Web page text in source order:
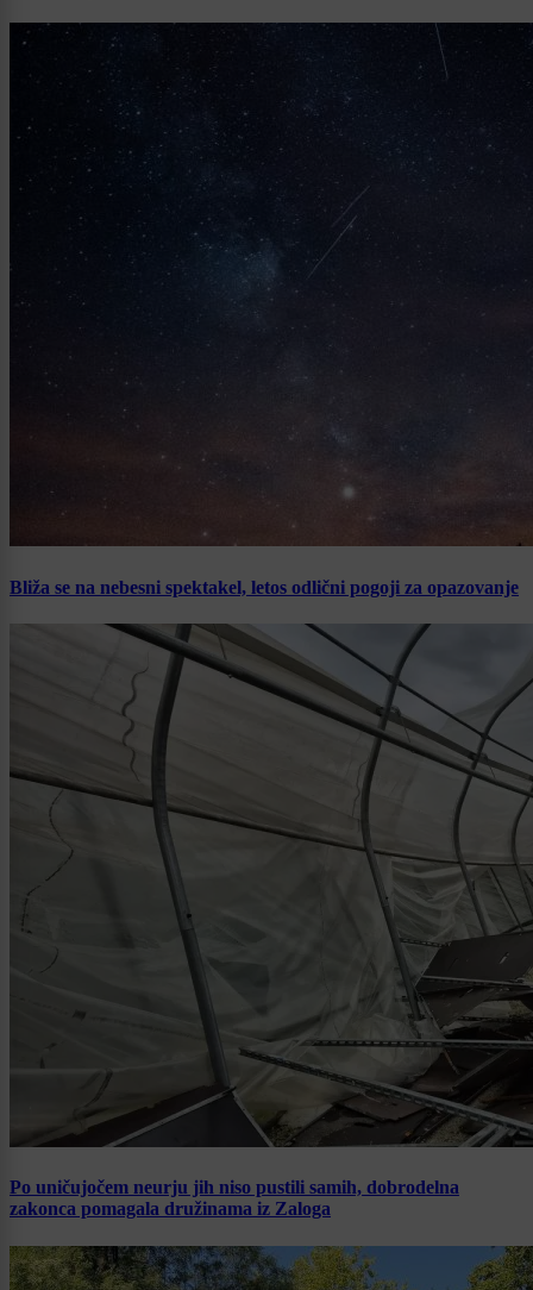
Bliža se na nebesni spektakel, letos odlični pogoji za opazovanje
Po uničujočem neurju jih niso pustili samih, dobrodelna
zakonca pomagala družinama iz Zaloga